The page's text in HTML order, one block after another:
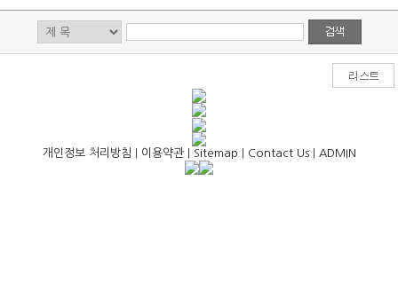
개인정보 처리방침 이용약관| Sitemap Contact Us| ADMIN